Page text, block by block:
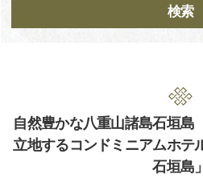
検索
自然豊かな八重山諸島石垣
立地するコンドミニアムホテ
石垣島」